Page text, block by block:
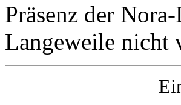
Präsenz der
Langeweile nicht